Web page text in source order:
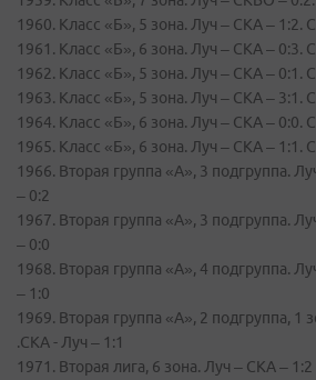
1960. Класс «Б», 5 зона. Луч – СКА – 1:2.
1961. Класс «Б», 6 зона. Луч – СКА – 0:3.
1962. Класс «Б», 5 зона. Луч – СКА – 0:1.
1963. Класс «Б», 5 зона. Луч – СКА – 3:1.
1964. Класс «Б», 6 зона. Луч – СКА – 0:0.
1965. Класс «Б», 6 зона. Луч – СКА – 1:1.
1966. Вторая группа «А», 3 подгруппа.
– 0:2
1967. Вторая группа «А», 3 подгруппа.
– 0:0
1968. Вторая группа «А», 4 подгруппа.
– 1:0
1969. Вторая группа «А», 2 подгруппа, 1
.СКА - Луч – 1:1
1971. Вторая лига, 6 зона. Луч – СКА –